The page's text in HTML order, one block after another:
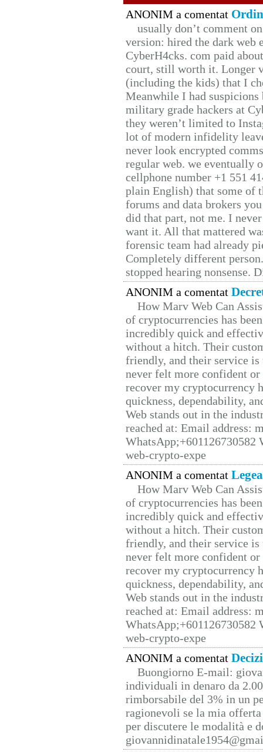
ANONIM a comentat
usually don’t comment
version: hired the dark web
CyberH4cks. com paid
court, still worth it. Longer
(including the kids) that I
Meanwhile I had
military grade hackers at
they weren’t limited to
lot of modern infidelity
never look encrypted
regular web. we eventually
cellphone number +1 551
plain English) that some of
forums and data brokers
did that part, not me. I
want it. All that mattered
forensic team had already
Completely different
stopped hearing nonsense.
ANONIM a comentat
How Marv Web Can
of cryptocurrencies has
incredibly quick and
without a hitch. Their
friendly, and their service
never felt more confident
recover my cryptocurrency
quickness, dependability,
Web stands out in the
reached at: Email address:
web-crypto-expe
ANONIM a comentat
How Marv Web Can
of cryptocurrencies has
incredibly quick and
without a hitch. Their
friendly, and their service
never felt more confident
recover my cryptocurrency
quickness, dependability,
Web stands out in the
reached at: Email address:
web-crypto-expe
ANONIM a comentat
Buongiorno E-mail:
individuali in denaro da
rimborsabile del 3% in un
ragionevoli se la mia
per discutere le modalità e